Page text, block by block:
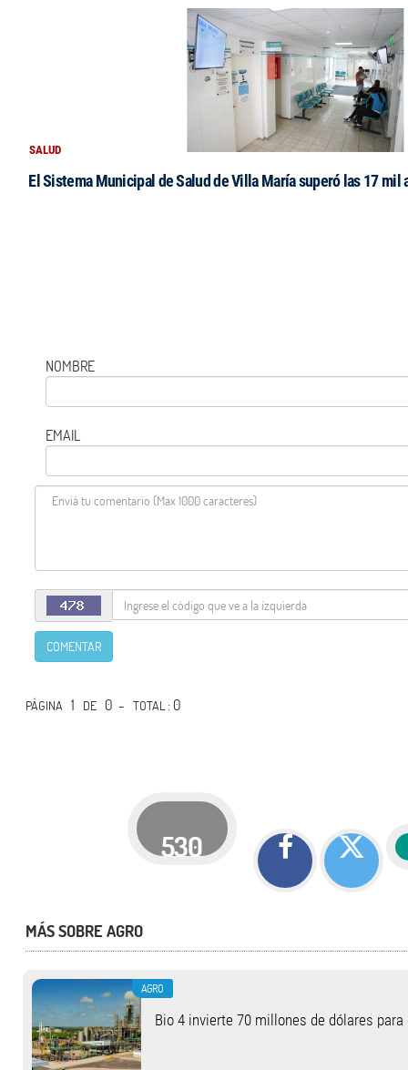
SALUD
El Sistema Municipal de Salud de Villa María superó las 17
NOMBRE
EMAIL
COMENTAR
PÁGINA 1 DE 0 -TOTAL: 0
530
MÁS SOBRE AGRO
AGRO
Bio 4 invierte 70 millones de dólares